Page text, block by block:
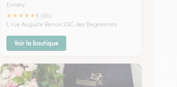
Ennery
★★★★★ 5 (65)
1, rue Auguste Renoir ZAC des Begnennes
Voir la boutique